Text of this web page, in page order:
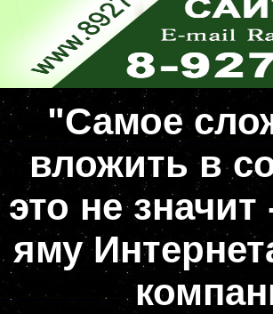
"Самое
вложить в
это не
яму